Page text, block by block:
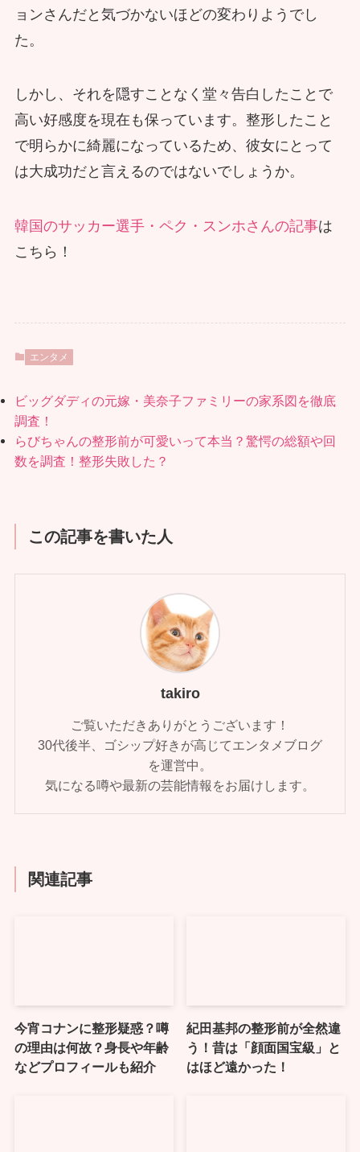
ョンさんだと気づかないほどの変わりようでし
た。
しかし、それを隠すことなく堂々告白したことで
高い好感度を現在も保っています。整形したこと
で明らかに綺麗になっているため、彼女にとって
は大成功だと言えるのではないでしょうか。
韓国のサッカー選手・ペク・スンホさんの記事は
こちら！
エンタメ
ビッグダディの元嫁・美奈子ファミリーの家系図を徹底
調査！
らびちゃんの整形前が可愛いって本当？驚愕の総額や回
数を調査！整形失敗した？
この記事を書いた人
takiro
ご覧いただきありがとうございます！
30代後半、ゴシップ好きが高じてエンタメブログ
を運営中。
気になる噂や最新の芸能情報をお届けします。
関連記事
今宵コナンに整形疑惑？噂
の理由は何故？身長や年齢
などプロフィールも紹介
紀田基邦の整形前が全然違
う！昔は「顔面国宝級」と
はほど遠かった！